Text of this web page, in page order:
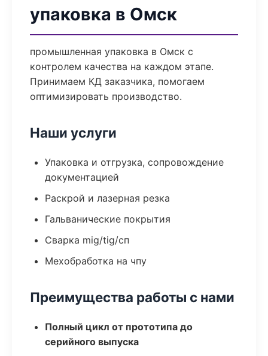
упаковка в Омск
промышленная упаковка в Омск с
контролем качества на каждом этапе.
Принимаем КД заказчика, помогаем
оптимизировать производство.
Наши услуги
Упаковка и отгрузка, сопровождение
документацией
Раскрой и лазерная резка
Гальванические покрытия
Сварка mig/tig/сп
Мехобработка на чпу
Преимущества работы с нами
Полный цикл от прототипа до
серийного выпуска